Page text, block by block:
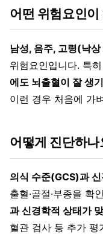
어떤 위험요인이
남성, 음주, 고령(낙
위험요인입니다. 특히
에도 뇌출혈이 잘 생
이런 경우 처음에 가
어떻게 진단하나
의식 수준(GCS)과
출혈·골절·부종을 확
과 신경학적 상태가
혈관 검사 등 추가 평